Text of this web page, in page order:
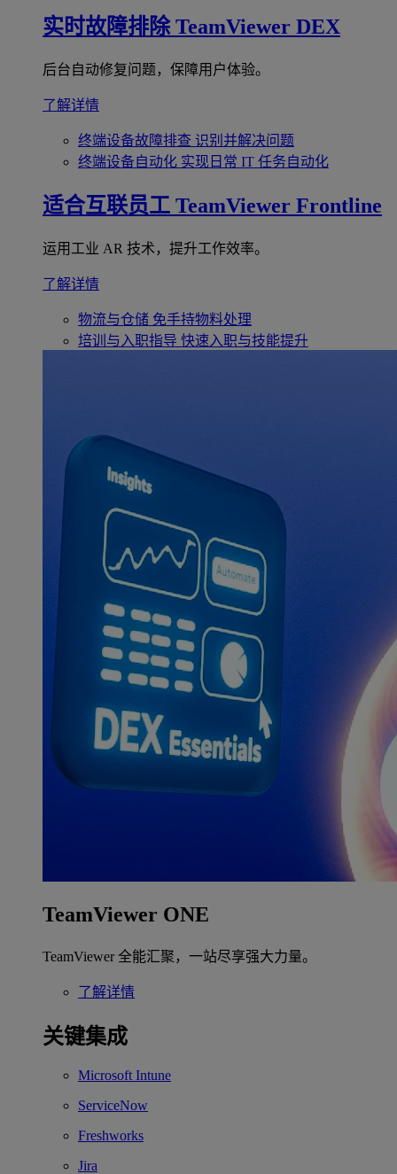
实时故障排除 TeamViewer DEX
后台自动修复问题，保障用户体验。
了解详情
终端设备故障排查 识别并解决问题
终端设备自动化 实现日常 IT 任务自动化
适合互联员工 TeamViewer Frontline
运用工业 AR 技术，提升工作效率。
了解详情
物流与仓储 免手持物料处理
培训与入职指导 快速入职与技能提升
TeamViewer ONE
TeamViewer 全能汇聚，一站尽享强大力量。
了解详情
关键集成
Microsoft Intune
ServiceNow
Freshworks
Jira